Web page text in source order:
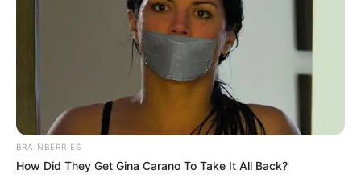
BRAINBERRIES
How Did They Get Gina Carano To Take It All Back?